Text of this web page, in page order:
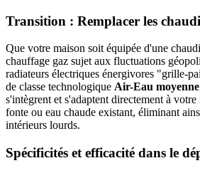
Transition : Remplacer les
Que votre maison soit équipée d'une
chauffage gaz sujet aux fluctuations
radiateurs électriques énergivores "grille-
de classe technologique Air-Eau
s'intègrent et s'adaptent directement à votre
fonte ou eau chaude existant, éliminant
intérieurs lourds.
Spécificités et efficacité dans le